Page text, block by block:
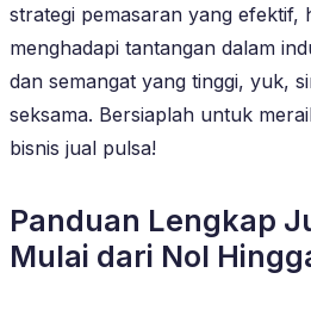
strategi pemasaran yang efektif,
menghadapi tantangan dalam
dan semangat yang tinggi, yuk,
seksama. Bersiaplah untuk
bisnis jual pulsa!
Panduan Lengkap
Mulai dari Nol